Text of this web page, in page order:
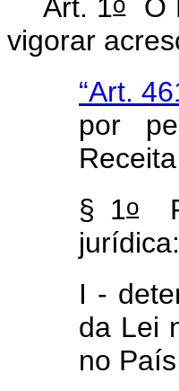
Art. 1 O
vigorar
“Art.
por
§ 1o
jurídica:
I -
da Lei
no